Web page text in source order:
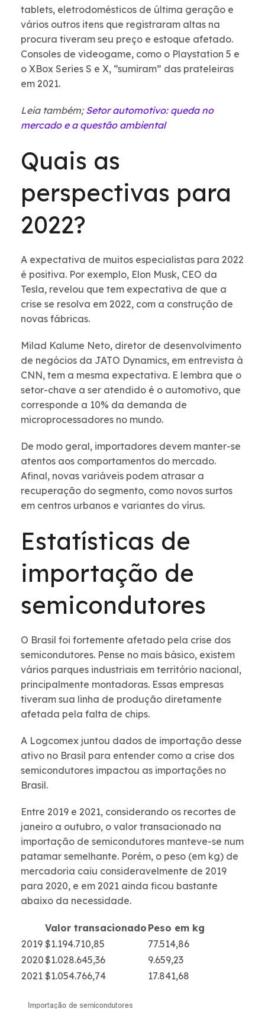
tablets, eletrodomésticos de última geração e
vários outros itens que registraram altas na
procura tiveram seu preço e estoque afetado.
Consoles de videogame, como o Playstation 5 e
o XBox Series S e X, “sumiram” das prateleiras
em 2021.
Leia também; Setor automotivo: queda no
mercado e a questão ambiental
Quais as
perspectivas para
2022?
A expectativa de muitos especialistas para 2022
é positiva. Por exemplo, Elon Musk, CEO da
Tesla, revelou que tem expectativa de que a
crise se resolva em 2022, com a construção de
novas fábricas.
Milad Kalume Neto, diretor de desenvolvimento
de negócios da JATO Dynamics, em entrevista à
CNN, tem a mesma expectativa. E lembra que o
setor-chave a ser atendido é o automotivo, que
corresponde a 10% da demanda de
microprocessadores no mundo.
De modo geral, importadores devem manter-se
atentos aos comportamentos do mercado.
Afinal, novas variáveis podem atrasar a
recuperação do segmento, como novos surtos
em centros urbanos e variantes do vírus.
Estatísticas de
importação de
semicondutores
O Brasil foi fortemente afetado pela crise dos
semicondutores. Pense no mais básico, existem
vários parques industriais em território nacional,
principalmente montadoras. Essas empresas
tiveram sua linha de produção diretamente
afetada pela falta de chips.
A Logcomex juntou dados de importação desse
ativo no Brasil para entender como a crise dos
semicondutores impactou as importações no
Brasil.
Entre 2019 e 2021, considerando os recortes de
janeiro a outubro, o valor transacionado na
importação de semicondutores manteve-se num
patamar semelhante. Porém, o peso (em kg) de
mercadoria caiu consideravelmente de 2019
para 2020, e em 2021 ainda ficou bastante
abaixo da necessidade.
Valor transacionado Peso em kg
2019 $1.194.710,85
77.514,86
2020$1.028.645,36
9.659,23
2021 $1.054.766,74 17.841,68